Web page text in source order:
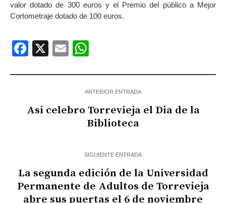
valor dotado de 300 euros y el Premio del público a Mejor
Cortometraje dotado de 100 euros.
Facebook
X Email
ANTERIOR ENTRADA
Asi celebro Torrevieja el Dia de la
Biblioteca
SIGUIENTE ENTRADA
La segunda edición de la Universidad
Permanente de Adultos de Torrevieja
abre sus puertas el 6 de noviembre